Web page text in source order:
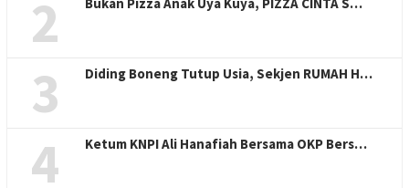
2
3 Diding Boneng Tutup Usia, Sekjen RUMAH H…
4 Ketum KNPI Ali Hanafiah Bersama OKP Bers…